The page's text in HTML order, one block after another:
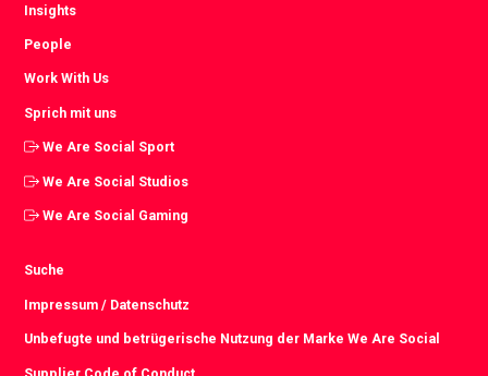
Insights
People
Work With Us
Sprich mit uns
We Are Social Sport
We Are Social Studios
We Are Social Gaming
Suche
Impressum / Datenschutz
Unbefugte und betrügerische Nutzung der Marke We Are Social